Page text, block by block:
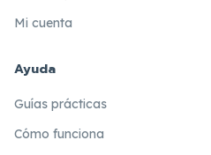
Mi cuenta
Ayuda
Guías prácticas
Cómo funciona